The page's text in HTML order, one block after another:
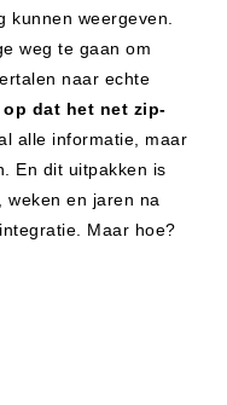
kunnen weergeven.
weg te gaan om
naar echte
op dat het net zip-
alle informatie, maar
En dit uitpakken is
weken en jaren na
Maar hoe?